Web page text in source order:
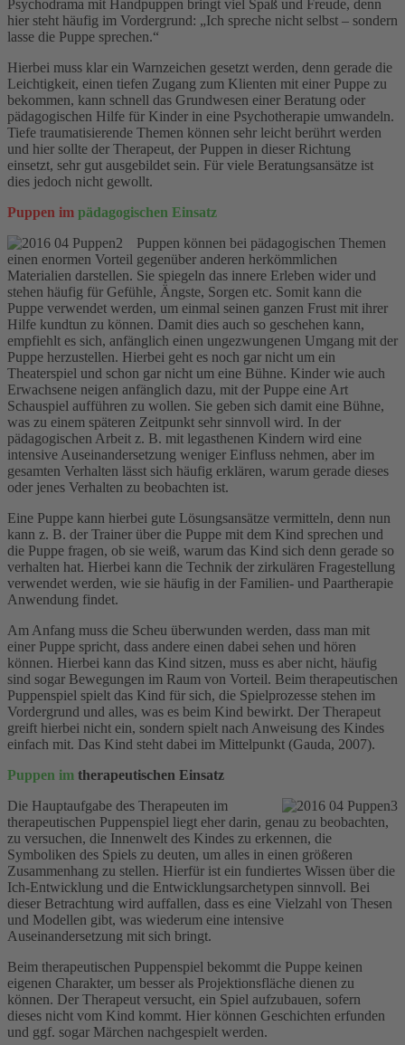
Psychodrama mit Handpuppen bringt viel Spaß und Freude, denn
hier steht häufig im Vordergrund: „Ich spreche nicht selbst – sondern
lasse die Puppe sprechen.“
Hierbei muss klar ein Warnzeichen gesetzt werden, denn gerade die
Leichtigkeit, einen tiefen Zugang zum Klienten mit einer Puppe zu
bekommen, kann schnell das Grundwesen einer Beratung oder
pädagogischen Hilfe für Kinder in eine Psychotherapie umwandeln.
Tiefe traumatisierende Themen können sehr leicht berührt werden
und hier sollte der Therapeut, der Puppen in dieser Richtung
einsetzt, sehr gut ausgebildet sein. Für viele Beratungsansätze ist
dies jedoch nicht gewollt.
Puppen im pädagogischen Einsatz
Puppen können bei pädagogischen Themen
einen enormen Vorteil gegenüber anderen herkömmlichen
Materialien darstellen. Sie spiegeln das innere Erleben wider und
stehen häufig für Gefühle, Ängste, Sorgen etc. Somit kann die
Puppe verwendet werden, um einmal seinen ganzen Frust mit ihrer
Hilfe kundtun zu können. Damit dies auch so geschehen kann,
empfiehlt es sich, anfänglich einen ungezwungenen Umgang mit der
Puppe herzustellen. Hierbei geht es noch gar nicht um ein
Theaterspiel und schon gar nicht um eine Bühne. Kinder wie auch
Erwachsene neigen anfänglich dazu, mit der Puppe eine Art
Schauspiel aufführen zu wollen. Sie geben sich damit eine Bühne,
was zu einem späteren Zeitpunkt sehr sinnvoll wird. In der
pädagogischen Arbeit z. B. mit legasthenen Kindern wird eine
intensive Auseinandersetzung weniger Einfluss nehmen, aber im
gesamten Verhalten lässt sich häufig erklären, warum gerade dieses
oder jenes Verhalten zu beobachten ist.
Eine Puppe kann hierbei gute Lösungsansätze vermitteln, denn nun
kann z. B. der Trainer über die Puppe mit dem Kind sprechen und
die Puppe fragen, ob sie weiß, warum das Kind sich denn gerade so
verhalten hat. Hierbei kann die Technik der zirkulären Fragestellung
verwendet werden, wie sie häufig in der Familien- und Paartherapie
Anwendung findet.
Am Anfang muss die Scheu überwunden werden, dass man mit
einer Puppe spricht, dass andere einen dabei sehen und hören
können. Hierbei kann das Kind sitzen, muss es aber nicht, häufig
sind sogar Bewegungen im Raum von Vorteil. Beim therapeutischen
Puppenspiel spielt das Kind für sich, die Spielprozesse stehen im
Vordergrund und alles, was es beim Kind bewirkt. Der Therapeut
greift hierbei nicht ein, sondern spielt nach Anweisung des Kindes
einfach mit. Das Kind steht dabei im Mittelpunkt (Gauda, 2007).
Puppen im therapeutischen Einsatz
Die Hauptaufgabe des Therapeuten im
therapeutischen Puppenspiel liegt eher darin, genau zu beobachten,
zu versuchen, die Innenwelt des Kindes zu erkennen, die
Symboliken des Spiels zu deuten, um alles in einen größeren
Zusammenhang zu stellen. Hierfür ist ein fundiertes Wissen über die
Ich-Entwicklung und die Entwicklungsarchetypen sinnvoll. Bei
dieser Betrachtung wird auffallen, dass es eine Vielzahl von Thesen
und Modellen gibt, was wiederum eine intensive
Auseinandersetzung mit sich bringt.
Beim therapeutischen Puppenspiel bekommt die Puppe keinen
eigenen Charakter, um besser als Projektionsfläche dienen zu
können. Der Therapeut versucht, ein Spiel aufzubauen, sofern
dieses nicht vom Kind kommt. Hier können Geschichten erfunden
und ggf. sogar Märchen nachgespielt werden.